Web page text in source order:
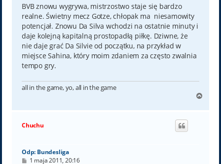
t
BVB znowu wygrywa, mistrzostwo staje się bardzo
realne. Świetny mecz Gotze, chłopak ma niesamowity
potencjał. Znowu Da Silva wchodzi na ostatnie minuty i
daje kolejną kapitalną prostopadłą piłkę. Dziwne, że
nie daje grać Da Silvie od początku, na przykład w
miejsce Sahina, który moim zdaniem za często zwalnia
tempo gry.
all in the game, yo, all in the game
g
Chuchu
Odp: Bundesliga
P1 maja 2011, 20:16